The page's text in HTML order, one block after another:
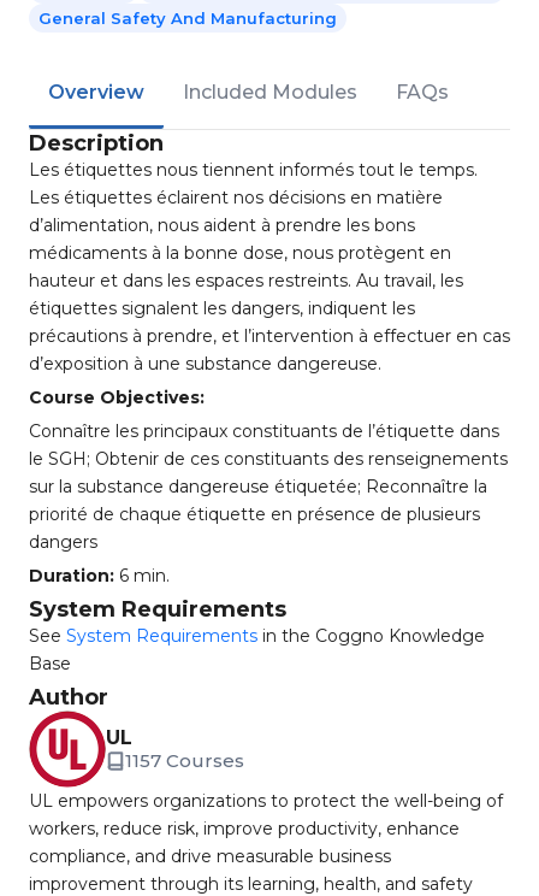
General Safety And Manufacturing
Overview Included Modules FAQs
Description
Les étiquettes nous tiennent informés tout le temps.
Les étiquettes éclairent nos décisions en matière
d’alimentation, nous aident à prendre les bons
médicaments à la bonne dose, nous protègent en
hauteur et dans les espaces restreints. Au travail, les
étiquettes signalent les dangers, indiquent les
précautions à prendre, et l’intervention à effectuer en cas
d’exposition à une substance dangereuse.
Course Objectives:
Connaître les principaux constituants de l’étiquette dans
le SGH; Obtenir de ces constituants des renseignements
sur la substance dangereuse étiquetée; Reconnaître la
priorité de chaque étiquette en présence de plusieurs
dangers
Duration: 6 min.
System Requirements
See System Requirements in the Coggno Knowledge
Base
Author
UL
1157 Courses
UL empowers organizations to protect the well-being of
workers, reduce risk, improve productivity, enhance
compliance, and drive measurable business
improvement through its learning, health, and safety